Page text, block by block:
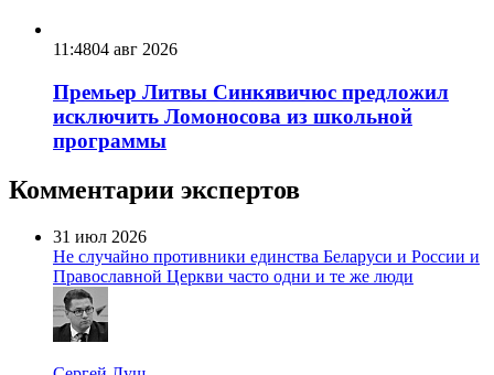
11:4804 авг 2026
Премьер Литвы Синкявичюс предложил
исключить Ломоносова из школьной
программы
Комментарии экспертов
31 июл 2026
Не случайно противники единства Беларуси и России и
Православной Церкви часто одни и те же люди